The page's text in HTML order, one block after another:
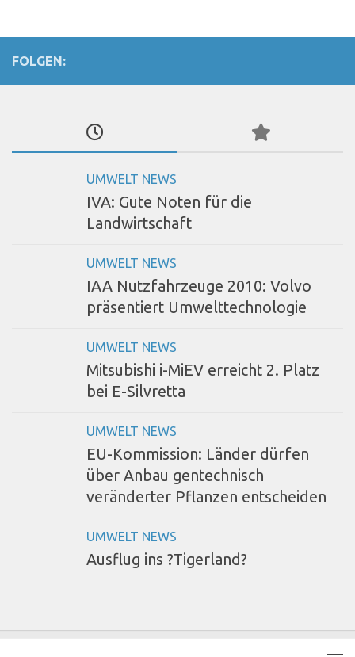
FOLGEN:
UMWELT NEWS
IVA: Gute Noten für die
Landwirtschaft
UMWELT NEWS
IAA Nutzfahrzeuge 2010: Volvo
präsentiert Umwelttechnologie
UMWELT NEWS
Mitsubishi i-MiEV erreicht 2. Platz
bei E-Silvretta
UMWELT NEWS
EU-Kommission: Länder dürfen
über Anbau gentechnisch
veränderter Pflanzen entscheiden
UMWELT NEWS
Ausflug ins ?Tigerland?